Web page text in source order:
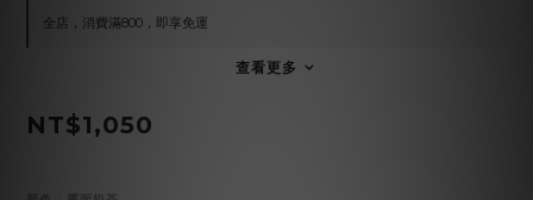
全店，消費滿800，即享免運
查看更多
NT$1,050